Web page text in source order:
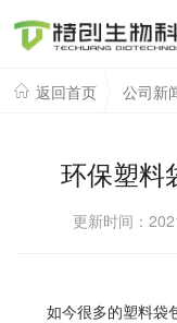
返回首页 公司新
环保塑料
更新时间：
如今很多的塑料袋包